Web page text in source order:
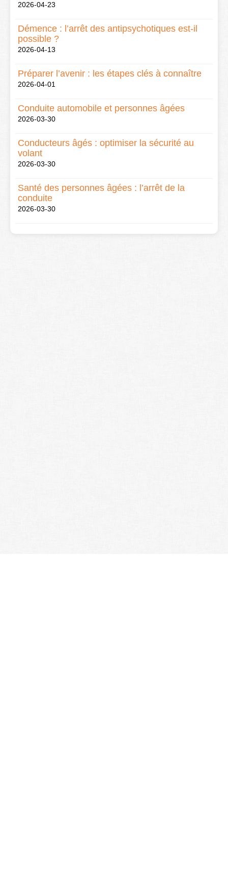
2026-04-23
Démence : l’arrêt des antipsychotiques est-il
possible ?
2026-04-13
Préparer l’avenir : les étapes clés à connaître
2026-04-01
Conduite automobile et personnes âgées
2026-03-30
Conducteurs âgés : optimiser la sécurité au
volant
2026-03-30
Santé des personnes âgées : l’arrêt de la
conduite
2026-03-30